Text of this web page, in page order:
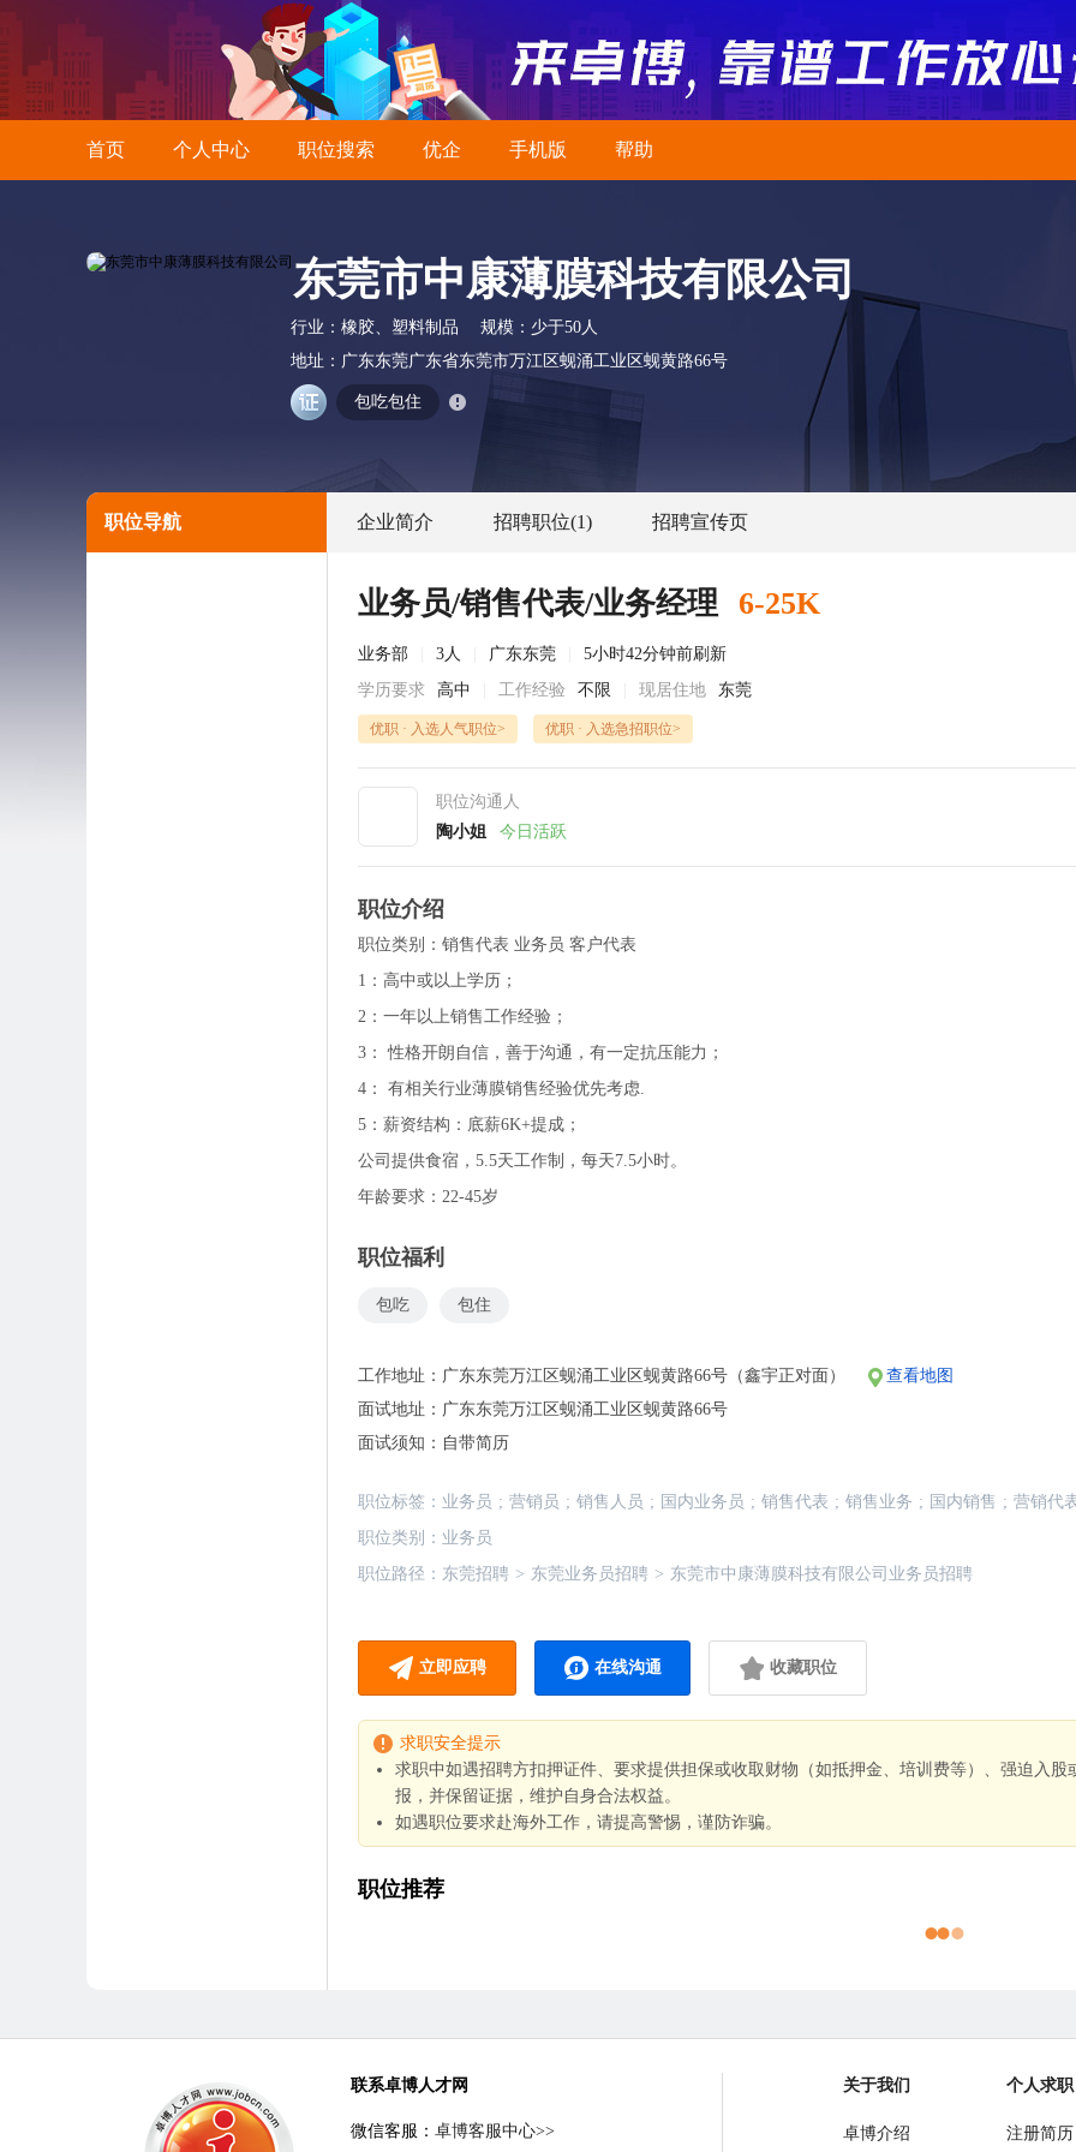
首页 个人中心 职位搜索 优企 手机版 帮助
东莞市中康薄膜科技有限公司
行业： 橡胶、塑料制品 规模： 少于50人
地址： 广东东莞广东省东莞市万江区蚬涌工业区蚬黄路66号
包吃包住
职位导航 企业简介 招聘职位(1) 招聘宣传页
业务员/销售代表/业务经理 6-25K
业务部 3人 广东东莞
5小时42分钟前刷新
学历要求
高中 工作经验 不限 现居住地 东莞
优职 · 入选人气职位> 优职 · 入选急招职位>
职位沟通人
陶小姐
今日活跃
职位介绍
职位类别：销售代表 业务员 客户代表
1：高中或以上学历；
2：一年以上销售工作经验；
3： 性格开朗自信，善于沟通，有一定抗压能力；
4： 有相关行业薄膜销售经验优先考虑.
5：薪资结构：底薪6K+提成；
公司提供食宿，5.5天工作制，每天7.5小时。
年龄要求：22-45岁
职位福利
包吃 包住
工作地址： 广东东莞万江区蚬涌工业区蚬黄路66号（鑫宇正对面）
查看地图
面试地址： 广东东莞万江区蚬涌工业区蚬黄路66号
面试须知： 自带简历
职位标签： 业务员 ; 营销员 ; 销售人员 ; 国内业务员 ; 销售代表 ; 销售业务 ; 国内销售 ; 营销代
职位类别： 业务员
职位路径： 东莞招聘 > 东莞业务员招聘 > 东莞市中康薄膜科技有限公司业务员招聘
立即应聘 在线沟通 收藏职位
求职安全提示
求职中如遇招聘方扣押证件、要求提供担保或收取财物（如抵押金、培训费等）、强迫入
报，并保留证据，维护自身合法权益。
如遇职位要求赴海外工作，请提高警惕，谨防诈骗。
职位推荐
联系卓博人才网
微信客服： 卓博客服中心>>
关于我们
卓博介绍
个人求职
注册简历